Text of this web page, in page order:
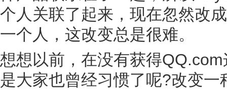
个人关联了起来，现在忽然改
一个人，这改变总是很难。
想想以前，在没有获得
是大家也曾经习惯了呢?改变一